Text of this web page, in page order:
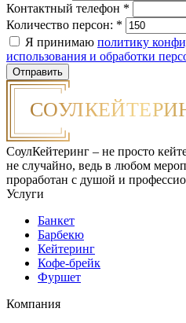
Контактный телефон *
Количество персон: *
Я принимаю политику
использования и обработки
СоулКейтеринг – не просто
не случайно, ведь в любом
проработан с душой и
Услуги
Банкет
Барбекю
Кейтеринг
Кофе-брейк
Фуршет
Компания